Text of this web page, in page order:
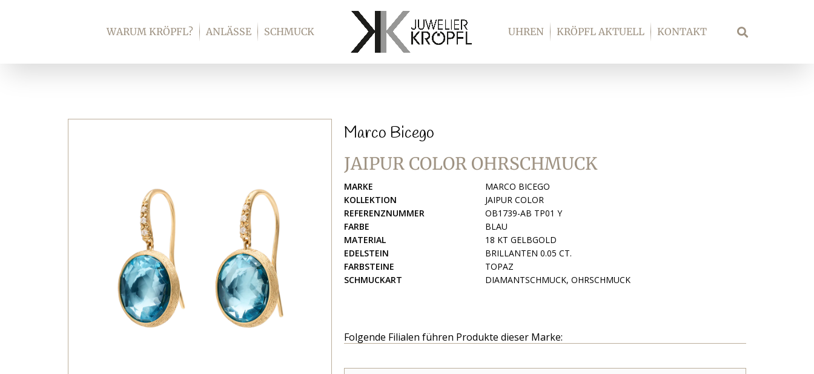
WARUM KRÖPFL? ANLÄSSE SCHMUCK UHREN KRÖPFL AKTUELL KONTAKT Suche
Marco Bicego
JAIPUR COLOR OHRSCHMUCK
MARKE
MARCO BICEGO
KOLLEKTION
JAIPUR COLOR
REFERENZNUMMER
OB1739-AB TP01 Y
FARBE
BLAU
MATERIAL
18 KT GELBGOLD
EDELSTEIN
BRILLANTEN 0.05 CT.
FARBSTEINE
TOPAZ
SCHMUCKART
DIAMANTSCHMUCK, OHRSCHMUCK
Folgende Filialen führen Produkte dieser Marke: